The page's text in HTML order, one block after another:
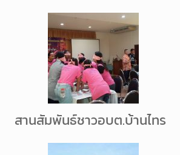
สานสัมพันธ์ชาวอบต.บ้านไทร